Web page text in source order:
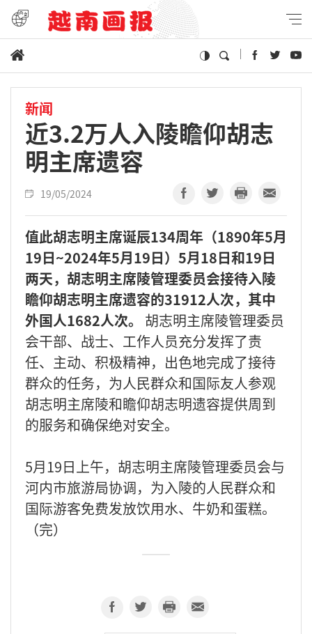
新闻
近3.2万人入陵瞻仰胡志
明主席遗容
19/05/2024
值此胡志明主席诞辰134周年（1890年5月
19日~2024年5月19日）5月18日和19日
两天，胡志明主席陵管理委员会接待入陵
瞻仰胡志明主席遗容的31912人次，其中
外国人1682人次。
胡志明主席陵管理委员
会干部、战士、工作人员充分发挥了责
任、主动、积极精神，出色地完成了接待
群众的任务，为人民群众和国际友人参观
胡志明主席陵和瞻仰胡志明遗容提供周到
的服务和确保绝对安全。
5月19日上午，胡志明主席陵管理委员会与
河内市旅游局协调，为入陵的人民群众和
国际游客免费发放饮用水、牛奶和蛋糕。
（完）